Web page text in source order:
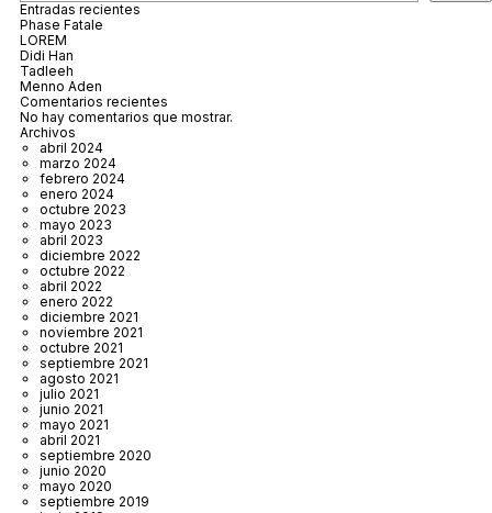
Entradas recientes
Phase Fatale
LOREM
Didi Han
Tadleeh
Menno Aden
Comentarios recientes
No hay comentarios que mostrar.
Archivos
abril 2024
marzo 2024
febrero 2024
enero 2024
octubre 2023
mayo 2023
abril 2023
diciembre 2022
octubre 2022
abril 2022
enero 2022
diciembre 2021
noviembre 2021
octubre 2021
septiembre 2021
agosto 2021
julio 2021
junio 2021
mayo 2021
abril 2021
septiembre 2020
junio 2020
mayo 2020
septiembre 2019